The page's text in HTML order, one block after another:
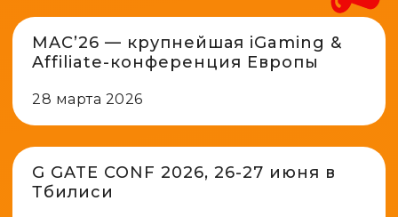
MAC’26 — крупнейшая iGaming &
Affiliate-конференция Европы
28 марта 2026
G GATE CONF 2026, 26-27 июня в
Тбилиси